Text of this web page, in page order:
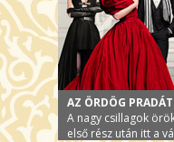
AZ ÖRDÖG
A nagy csillagok
első rész után itt a